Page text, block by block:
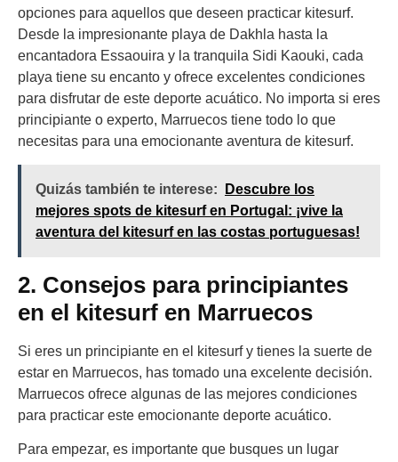
opciones para aquellos que deseen practicar kitesurf.
Desde la impresionante playa de Dakhla hasta la
encantadora Essaouira y la tranquila Sidi Kaouki, cada
playa tiene su encanto y ofrece excelentes condiciones
para disfrutar de este deporte acuático. No importa si eres
principiante o experto, Marruecos tiene todo lo que
necesitas para una emocionante aventura de kitesurf.
Quizás también te interese:
Descubre los
mejores spots de kitesurf en Portugal: ¡vive la
aventura del kitesurf en las costas portuguesas!
2. Consejos para principiantes
en el kitesurf en Marruecos
Si eres un principiante en el kitesurf y tienes la suerte de
estar en Marruecos, has tomado una excelente decisión.
Marruecos ofrece algunas de las mejores condiciones
para practicar este emocionante deporte acuático.
Para empezar, es importante que busques un lugar